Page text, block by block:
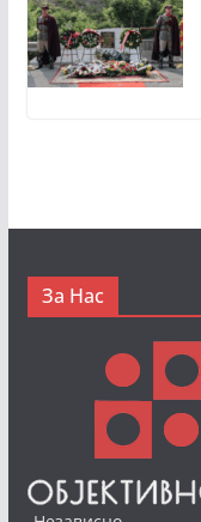
За Нас